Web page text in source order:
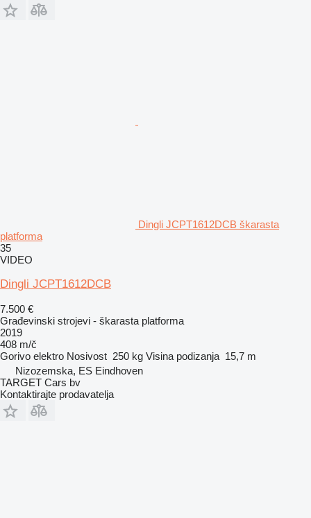
Dingli JCPT1612DCB škarasta
platforma
35
VIDEO
Dingli JCPT1612DCB
7.500 €
Građevinski strojevi - škarasta platforma
2019
408 m/č
Gorivo elektro Nosivost 250 kg Visina podizanja 15,7 m
Nizozemska, ES Eindhoven
TARGET Cars bv
Kontaktirajte prodavatelja